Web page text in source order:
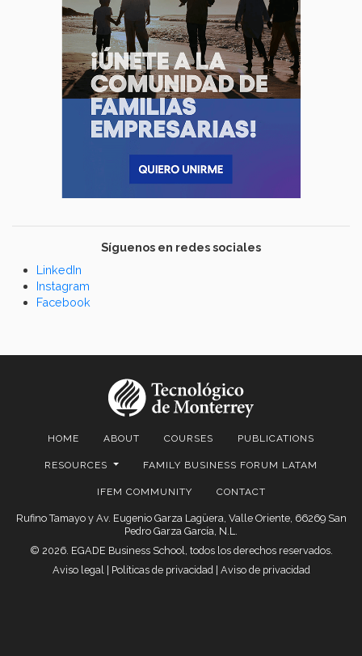
Síguenos en redes sociales
LinkedIn
Instagram
Facebook
HOME ABOUT COURSES PUBLICATIONS
RESOURCES FAMILY BUSINESS FORUM LATAM
IFEM COMMUNITY CONTACT
Rufino Tamayo y Av. Eugenio Garza Lagüera, Valle Oriente, 66269 San
Pedro Garza García, N.L.
© 2026. EGADE Business School, todos los derechos reservados.
Aviso legal
Políticas de privacidad Aviso de privacidad